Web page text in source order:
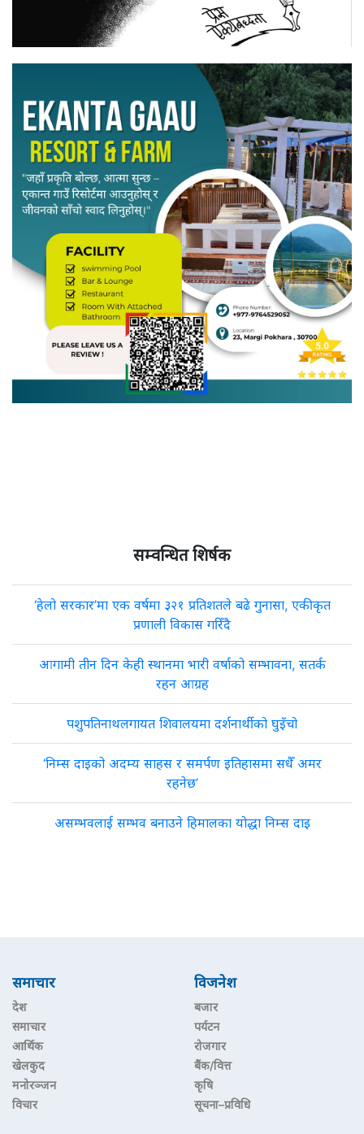
सम्वन्धित शिर्षक
‘हेलो सरकार’मा एक वर्षमा ३२१ प्रतिशतले बढे गुनासा, एकीकृत
प्रणाली विकास गरिँदै
आगामी तीन दिन केही स्थानमा भारी वर्षाको सम्भावना, सतर्क
रहन आग्रह
पशुपतिनाथलगायत शिवालयमा दर्शनार्थीको घुइँचो
‘निम्स दाइको अदम्य साहस र समर्पण इतिहासमा सधैँ अमर
रहनेछ’
असम्भवलाई सम्भव बनाउने हिमालका योद्धा निम्स दाइ
समाचार
देश
समाचार
आर्थिक
खेलकुद
मनोरञ्जन
विचार
विजनेश
बजार
पर्यटन
रोजगार
बैंक/वित्त
कृषि
सूचना–प्रविधि